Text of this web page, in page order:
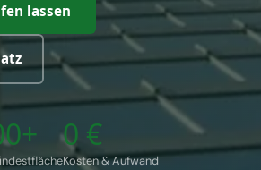
lassen
0 €
Kosten & Aufwand